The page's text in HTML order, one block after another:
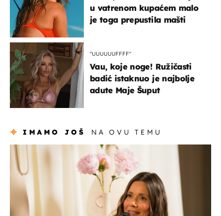
u vatrenom kupaćem malo
je toga prepustila mašti
"UUUUUUFFFF"
Vau, koje noge! Ružičasti
badić istaknuo je najbolje
adute Maje Šuput
IMAMO JOŠ NA OVU TEMU
moda & ljepota